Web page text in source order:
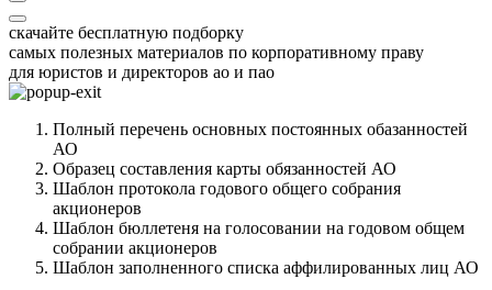
скачайте бесплатную подборку
самых полезных материалов по корпоративному праву
для юристов и директоров ао и пао
Полный перечень основных постоянных обазанностей
АО
Образец составления карты обязанностей АО
Шаблон протокола годового общего собрания
акционеров
Шаблон бюллетеня на голосовании на годовом общем
собрании акционеров
Шаблон заполненного списка аффилированных лиц АО